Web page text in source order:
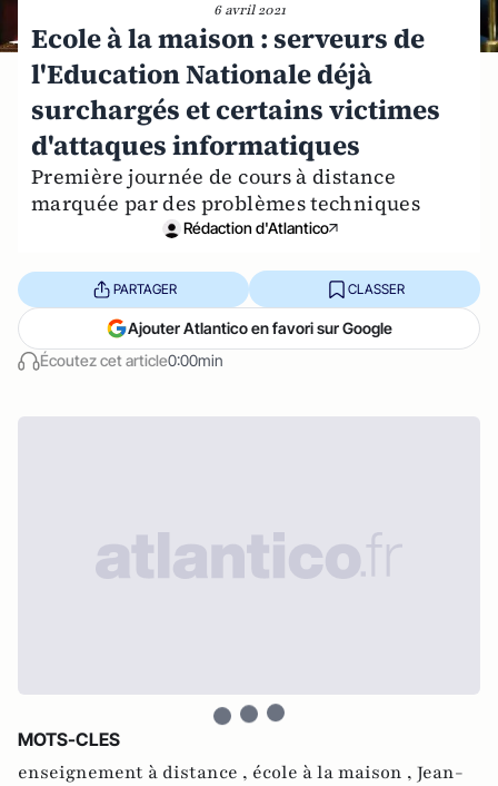
6 avril 2021
Ecole à la maison : serveurs de
l'Education Nationale déjà
surchargés et certains victimes
d'attaques informatiques
Première journée de cours à distance
marquée par des problèmes techniques
Rédaction d'Atlantico
Écoutez cet article0:00min
PARTAGER CLASSER
Ajouter Atlantico en favori sur Google
MOTS-CLES
enseignement à distance , école à la maison , Jean-